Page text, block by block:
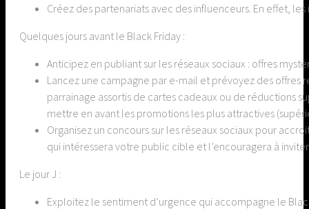
Créez des partenariats avec des influenceurs. En effet,
Quelques jours avant le Black Friday :
Anticipez en publiant sur les réseaux sociaux : offres
Lancez une campagne par e-mail et prévoyez des
parrainage assortis de cartes cadeaux ou de réductions
mettre en avant les promotions les plus attractives
Organisez un concours sur les réseaux sociaux pour
qui intéressera votre public cible et l’encouragera à inviter
Le jour J :
Exploitez le sentiment d’urgence qui accompagne le